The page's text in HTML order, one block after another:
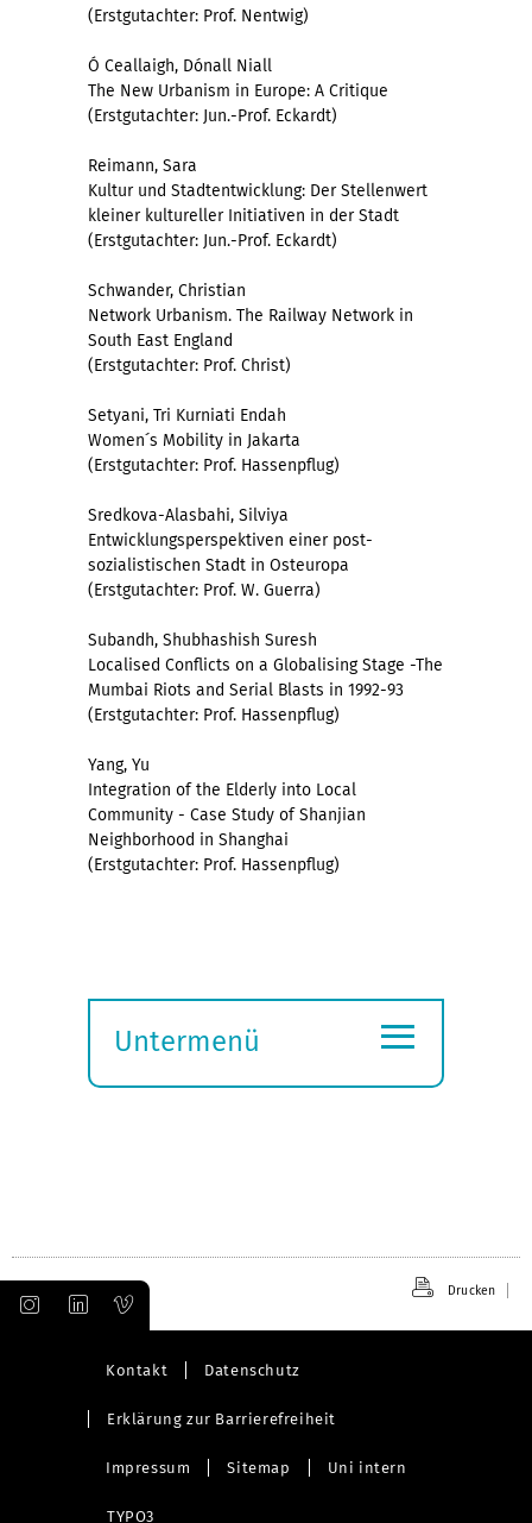
(Erstgutachter: Prof. Nentwig)
Ó Ceallaigh, Dónall Niall
The New Urbanism in Europe: A Critique
(Erstgutachter: Jun.-Prof. Eckardt)
Reimann, Sara
Kultur und Stadtentwicklung: Der Stellenwert
kleiner kultureller Initiativen in der Stadt
(Erstgutachter: Jun.-Prof. Eckardt)
Schwander, Christian
Network Urbanism. The Railway Network in
South East England
(Erstgutachter: Prof. Christ)
Setyani, Tri Kurniati Endah
Women´s Mobility in Jakarta
(Erstgutachter: Prof. Hassenpflug)
Sredkova-Alasbahi, Silviya
Entwicklungsperspektiven einer post-
sozialistischen Stadt in Osteuropa
(Erstgutachter: Prof. W. Guerra)
Subandh, Shubhashish Suresh
Localised Conflicts on a Globalising Stage -The
Mumbai Riots and Serial Blasts in 1992-93
(Erstgutachter: Prof. Hassenpflug)
Yang, Yu
Integration of the Elderly into Local
Community - Case Study of Shanjian
Neighborhood in Shanghai
(Erstgutachter: Prof. Hassenpflug)
Untermenü
≡
Drucken
Kontakt Datenschutz
Erklärung zur Barrierefreiheit
Impressum Sitemap Uni intern
TYPO3